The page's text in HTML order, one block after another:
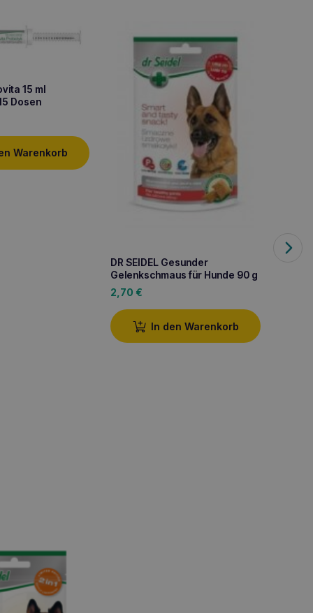
15 ml
Dosen
Warenkorb
DR SEIDEL Gesunder
Gelenkschmaus für Hunde 90 g
2,70 €
In den Warenkorb
DR